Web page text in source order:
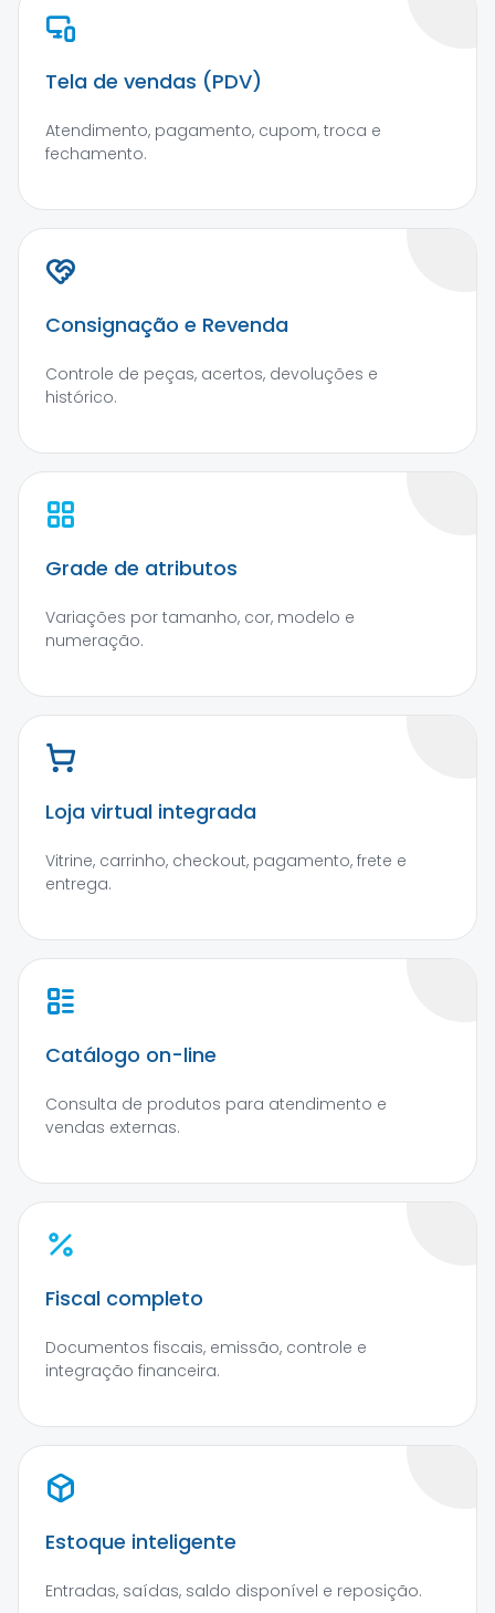
Tela de vendas (PDV)
Atendimento, pagamento, cupom, troca e
fechamento.
Consignação e Revenda
Controle de peças, acertos, devoluções e
histórico.
Grade de atributos
Variações por tamanho, cor, modelo e
numeração.
Loja virtual integrada
Vitrine, carrinho, checkout, pagamento, frete e
entrega.
Catálogo on-line
Consulta de produtos para atendimento e
vendas externas.
Fiscal completo
Documentos fiscais, emissão, controle e
integração financeira.
Estoque inteligente
Entradas, saídas, saldo disponível e reposição.